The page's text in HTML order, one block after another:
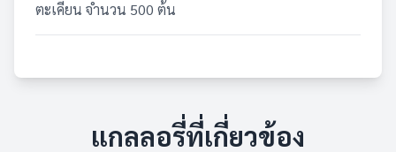
ตะเคียน จำนวน 500 ต้น
แกลลอรี่ที่เกี่ยวข้อง